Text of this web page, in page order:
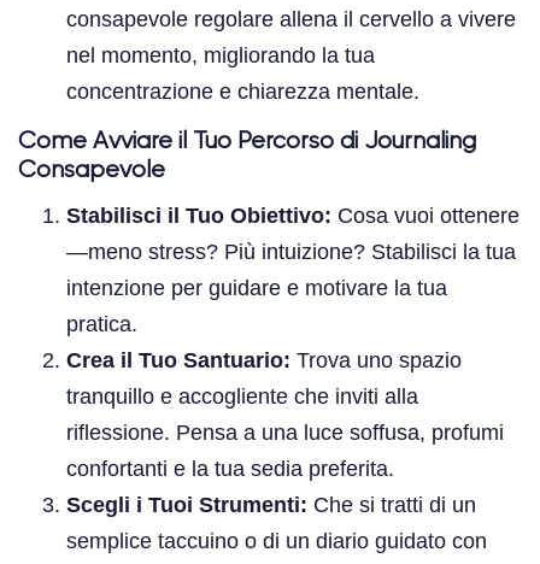
consapevole regolare allena il cervello a vivere
nel momento, migliorando la tua
concentrazione e chiarezza mentale.
Come Avviare il Tuo Percorso di Journaling
Consapevole
Stabilisci il Tuo Obiettivo: Cosa vuoi ottenere
—meno stress? Più intuizione? Stabilisci la tua
intenzione per guidare e motivare la tua
pratica.
Crea il Tuo Santuario: Trova uno spazio
tranquillo e accogliente che inviti alla
riflessione. Pensa a una luce soffusa, profumi
confortanti e la tua sedia preferita.
Scegli i Tuoi Strumenti: Che si tratti di un
semplice taccuino o di un diario guidato con